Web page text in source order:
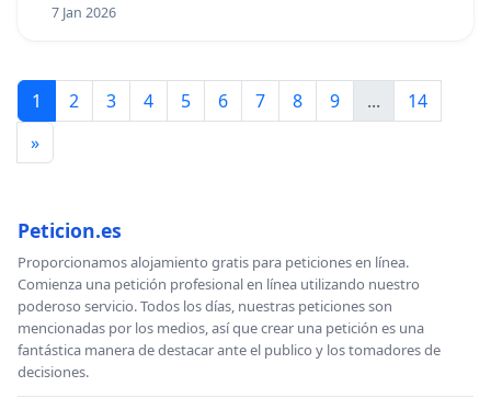
7 Jan 2026
1 2 3 4 5 6 7 8 9 ...
14
»
Peticion.es
Proporcionamos alojamiento gratis para peticiones en línea.
Comienza una petición profesional en línea utilizando nuestro
poderoso servicio. Todos los días, nuestras peticiones son
mencionadas por los medios, así que crear una petición es una
fantástica manera de destacar ante el publico y los tomadores de
decisiones.